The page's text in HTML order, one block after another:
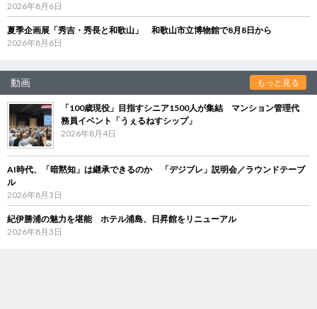
2026年8月6日
夏季企画展「秀吉・秀長と和歌山」 和歌山市立博物館で8月8日から
2026年8月6日
動画 もっと見る
「100歳現役」目指すシニア1500人が集結 マンション管理代
務員イベント「うぇるねすシップ」
2026年8月4日
AI時代、「暗黙知」は継承できるのか 「デジブレ」説明会／ラウンドテーブ
ル
2026年8月3日
紀伊勝浦の魅力を堪能 ホテル浦島、日昇館をリニューアル
2026年8月3日